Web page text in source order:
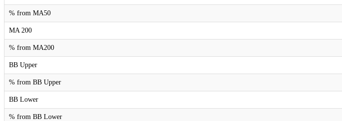
% from MA50
MA 200
% from MA200
BB Upper
% from BB Upper
BB Lower
% from BB Lower